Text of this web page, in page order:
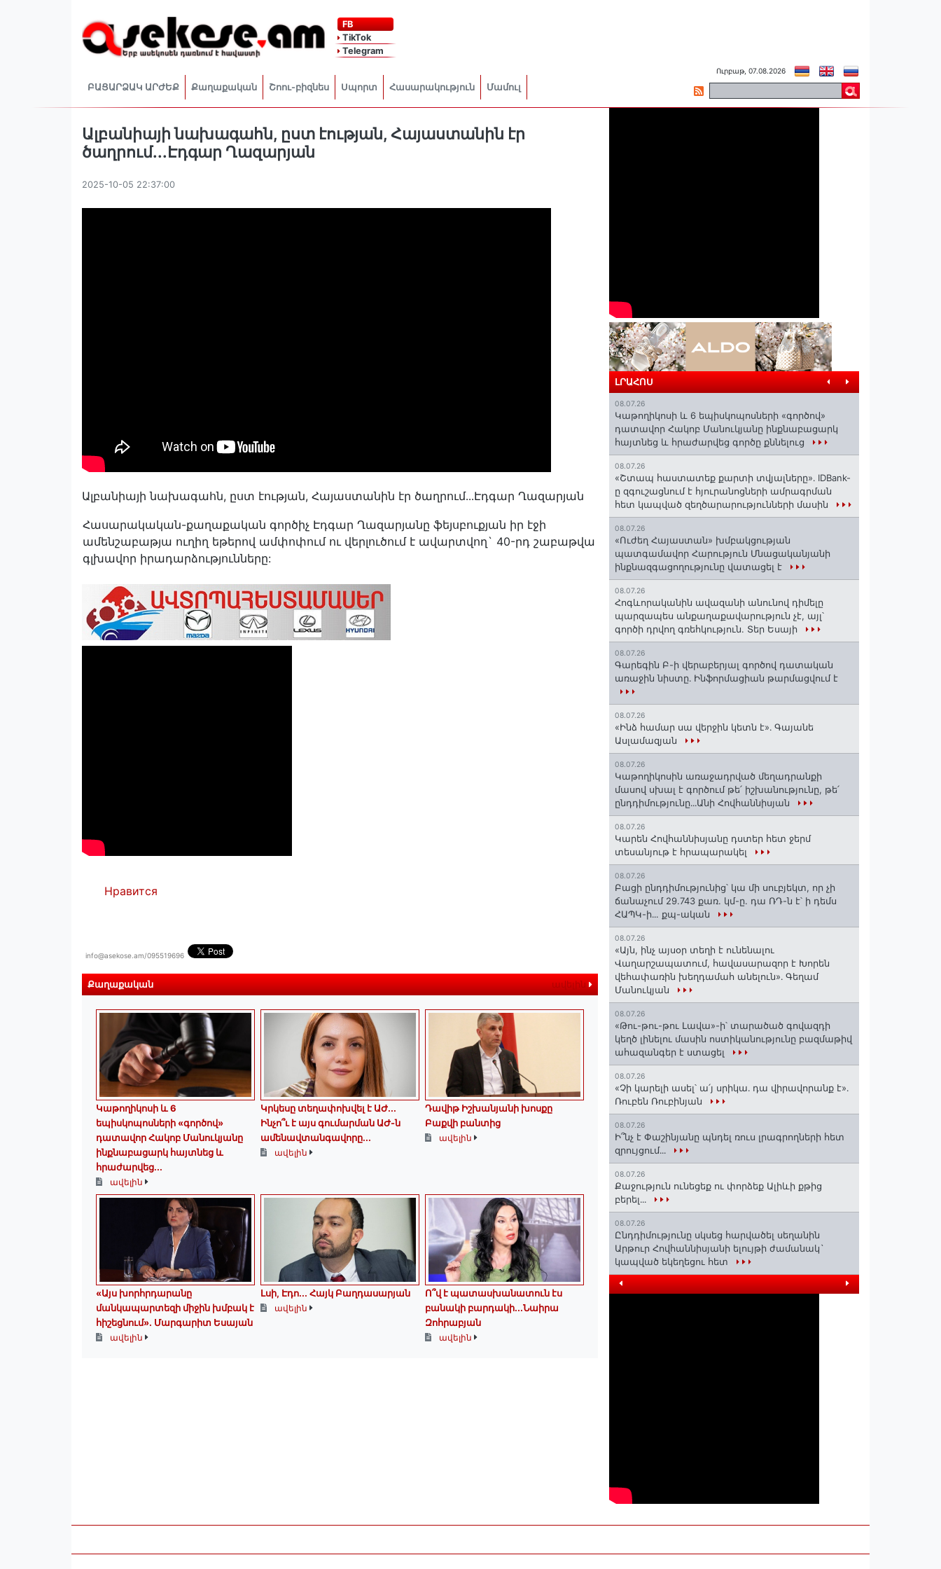
FB
TikTok
Telegram
ԲԱՑԱՐՁԱԿ ԱՐԺԵՔ Քաղաքական Շոու-բիզնես Սպորտ Հասարակություն Մամուլ
Ուրբաթ, 07.08.2026
Ալբանիայի նախագահն, ըստ էության, Հայաստանին էր
ծաղրում․․․Էդգար Ղազարյան
2025-10-05 22:37:00
Ալբանիայի նախագահն, ըստ էության, Հայաստանին էր ծաղրում․․․Էդգար Ղազարյան
Հասարակական-քաղաքական գործիչ Էդգար Ղազարյանը ֆեյսբուքյան իր էջի
ամենշաբաթյա ուղիղ եթերով ամփոփում ու վերլուծում է ավարտվող` 40-րդ շաբաթվա
գլխավոր իրադարձությունները:
Нравится
info@asekose.am/095519696
Քաղաքական ավելին
️Կաթողիկոսի և 6
եպիսկոպոսների «գործով»
դատավոր Հակոբ Մանուկյանը
ինքնաբացարկ հայտնեց և
հրաժարվեց...
ավելին
Կրկեսը տեղափոխվել է ԱԺ...
Ինչո՞ւ է այս գումարման ԱԺ-ն
ամենավտանգավորը...
ավելին
Դավիթ Իշխանյանի խոսքը
Բաքվի բանտից
ավելին
«Այս խորհրդարանը
մանկապարտեզի միջին խմբակ է
հիշեցնում»․ Մարգարիտ Եսայան
ավելին
Լսի, Էդո․․․ Հայկ Բաղդասարյան
ավելին
Ո՞վ է պատասխանատուն էս
բանակի բարդակի․․․Նաիրա
Զոհրաբյան
ավելին
ԼՐԱՀՈՍ
08.07.26
️Կաթողիկոսի և 6 եպիսկոպոսների «գործով»
դատավոր Հակոբ Մանուկյանը ինքնաբացարկ
հայտնեց և հրաժարվեց գործը քննելուց
08.07.26
«Շտապ հաստատեք քարտի տվյալները»․ IDBank-
ը զգուշացնում է հյուրանոցների ամրագրման
հետ կապված զեղծարարությունների մասին
08.07.26
«Ուժեղ Հայաստան» խմբակցության
պատգամավոր Հարություն Մնացականյանի
ինքնազգացողությունը վատացել է
08.07.26
Հոգևորականին ավազանի անունով դիմելը
պարզապես անքաղաքավարություն չէ, այլ՝
գործի դրվող գռեհկություն. Տեր Եսայի
08.07.26
Գարեգին Բ-ի վերաբերյալ գործով դատական
առաջին նիստը․ Ինֆորմացիան թարմացվում է
08.07.26
«Ինձ համար սա վերջին կետն է»․ Գայանե
Ասլամազյան
08.07.26
Կաթողիկոսին առաջադրված մեղադրանքի
մասով սխալ է գործում թե՛ իշխանությունը, թե՛
ընդդիմությունը․․․Անի Հովհաննիսյան
08.07.26
Կարեն Հովհաննիսյանը դստեր հետ ջերմ
տեսանյութ է հրապարակել
08.07.26
Բացի ընդդիմությունից՝ կա մի սուբյեկտ, որ չի
ճանաչում 29.743 քառ. կմ-ը. դա ՌԴ-ն է՝ ի դեմս
ՀԱՊԿ-ի․․. քպ-ական
08.07.26
«Այն, ինչ այսօր տեղի է ունենալու
Վաղարշապատում, հավասարազոր է Խորեն
վեհափառին խեղդամահ անելուն»․ Գեղամ
Մանուկյան
08.07.26
«Թու-թու-թու Լավա»-ի՝ տարածած գովազդի
կեղծ լինելու մասին ոստիկանությունը բազմաթիվ
ահազանգեր է ստացել
08.07.26
«Չի կարելի ասել՝ ա՛յ սրիկա․ դա վիրավորանք է»․
Ռուբեն Ռուբինյան
08.07.26
Ի՞նչ է Փաշինյանը պնդել ռուս լրագրողների հետ
զրույցում․․․
08.07.26
Քաջություն ունեցեք ու փորձեք Ալիևի քթից
բերել․․․
08.07.26
Ընդդիմությունը սկսեց հարվածել սեղանին
Արթուր Հովհաննիսյանի ելույթի ժամանակ`
կապված եկեղեցու հետ